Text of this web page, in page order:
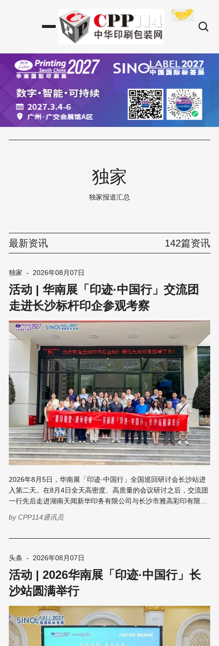
独家
独家报道汇总
最新资讯 142篇资讯
独家 - 2026年08月07日
活动 | 华南展「印迹·中国行」交流团
走进长沙标杆印企参观考察
2026年8月5日，华南展「印迹·中国行」全国巡回研讨会长沙站进
入第二天。在8月4日全天高密度、高质量的会议研讨之后，交流团
一行先后走进湖南天闻新华印务有限公司与长沙市雅高彩印有限公
司，深入生产一线实地参观考察，零距离感受长沙作为中国南方书
刊印刷基地的产业实力与智能化转型成果。 湖南天闻新华印务有限
带队接待，对交流团一行的到来表示热烈欢迎，并亲自引导参观了
车间、装订车间以及旗下童书子公司的立体书生产车间等核心生产
区域。 天闻印务始建于1952年，2010年随中南出版传媒集团整体
上市，是一家集书刊印刷、商业印刷、防伪印刷、数码印刷等生产
于一体的大型国有企业。公司现有员工1700余人，厂区总占地面积
380亩，拥有国际一流的印前、印刷、印后生产设备300余台/套。
2023年，天闻印务获评“国家印刷示范企业”；公司先后两次荣获中
国出版政府奖——先进集体奖。2021年实现销售11亿元，产能规模
byCPP114通讯员
头条 - 2026年08月07日
活动 | 2026华南展「印迹·中国行」长
沙站圆满举行